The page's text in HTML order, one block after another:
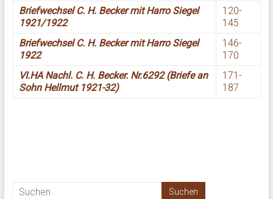
Briefwechsel C. H. Becker mit Harro Siegel
1921/1922
120-
145
Briefwechsel C. H. Becker mit Harro Siegel
1922
146-
170
VI.HA Nachl. C. H. Becker. Nr.6292 (Briefe an
Sohn Hellmut 1921-32)
171-
187